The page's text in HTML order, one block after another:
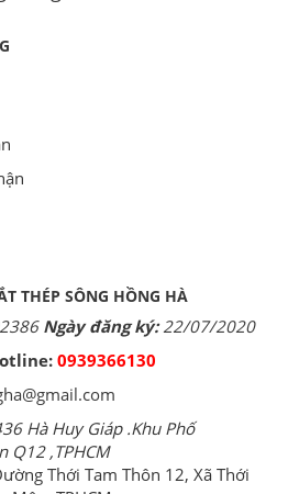
THÉP SÔNG HỒNG HÀ
Ngày đăng ký:22/07/2020
0939366130
Hà Huy Giáp .Khu Phố
Q12 ,TPHCM
Thới Tam Thôn 12, Xã Thới